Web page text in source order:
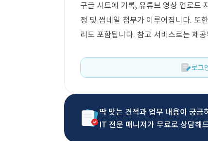
구글 시트에 기록, 유튜브 영상 업로드
정 및 썸네일 첨부가 이루어집니다. 또
리도 포함됩니다. 참고 서비스로는 제
로그
딱 맞는 견적과 업무 내용이 궁금
IT 전문 매니저가 무료로 상담해